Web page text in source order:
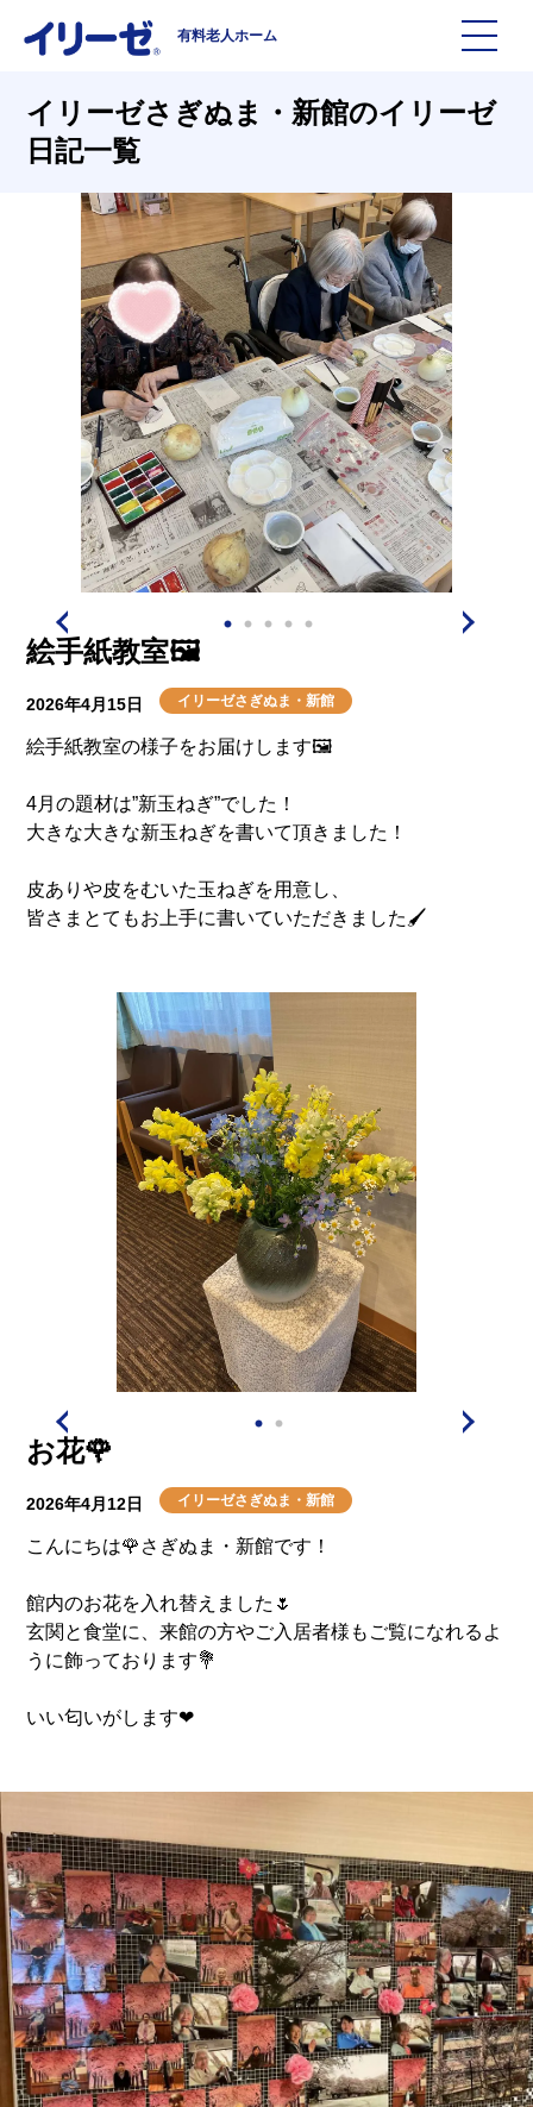
有料老人ホーム
施設を探す
イリーゼについて
有料老人ホームイリーゼとは
イリーゼが選ばれる理由
一日の流れ
会社概要
入居までの流れ
よくある質問
お役立ち記事
知っておきたい介護の知識
介護用語をわかりやすく説明
有料老人ホームとは
有料老人ホームを選ぶ時のポイント
介護費用とお金について
その他
見学予約 資料請求
会社概要
イリーゼさぎぬま・新館のイリーゼ
日記一覧
絵手紙教室🖼️
2026年4月15日 イリーゼさぎぬま・新館
絵手紙教室の様子をお届けします🖼️
4月の題材は”新玉ねぎ”でした！
大きな大きな新玉ねぎを書いて頂きました！
皮ありや皮をむいた玉ねぎを用意し、
皆さまとてもお上手に書いていただきました🖌
お花🌹
2026年4月12日 イリーゼさぎぬま・新館
こんにちは🌹さぎぬま・新館です！
館内のお花を入れ替えました🌷
玄関と食堂に、来館の方やご入居者様もご覧になれるよ
うに飾っております💐
いい匂いがします❤